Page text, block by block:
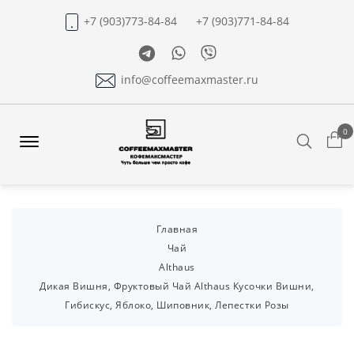
+7 (903)773-84-84
+7 (903)771-84-84
TelegramWhatsapp
Viber
info@coffeemaxmaster.ru
0
Главная
Чай
Althaus
Дикая Вишня, Фруктовый Чай Althaus Кусочки Вишни,
Гибискус, Яблоко, Шиповник, Лепестки Розы